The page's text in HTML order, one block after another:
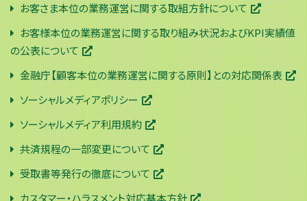
お客さま本位の業務運営に関する取組方針について
お客様本位の業務運営に関する取り組み状況およびKPI実績値
の公表について
金融庁【顧客本位の業務運営に関する原則】との対応関係表
ソーシャルメディアポリシー
ソーシャルメディア利用規約
共済規程の一部変更について
受取書等発行の徹底について
カスタマー・ハラスメント対応基本方針